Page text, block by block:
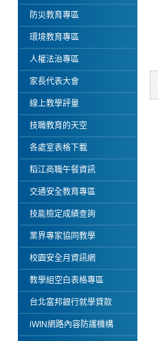
防災教育專區
環境教育專區
人權法治專區
家長代表大會
線上教學評量
技職教育的天空
各處室表格下載
稻江商職午餐資訊
交通安全教育專區
技能檢定成績查詢
業界專家協同教學
校園安全月資訊網
教學組空白表格專區
台北富邦銀行就學貸款
iWIN網路內容防護機構